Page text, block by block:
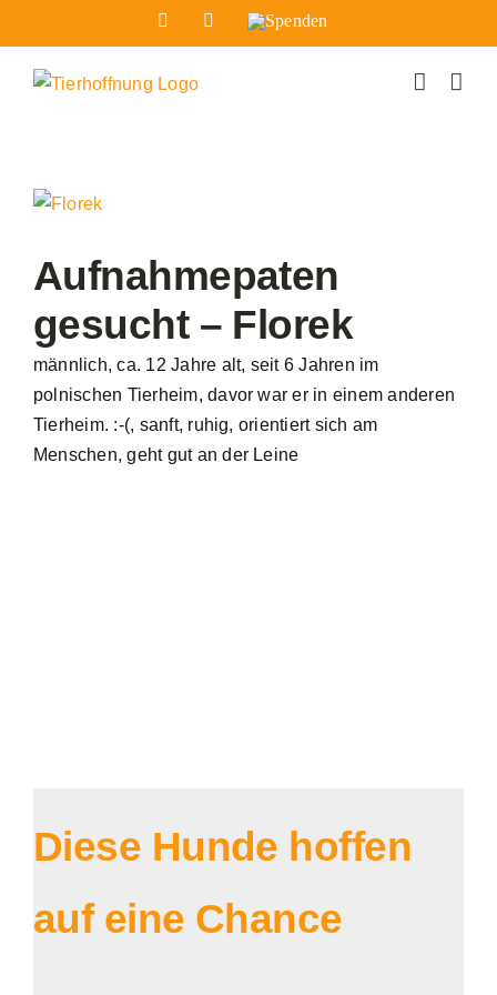
Inhalt
springen
FacebookInstagram
Spenden
Zeige
Bild
Aufnahmepaten
gesucht – Florek
männlich, ca. 12 Jahre alt, seit 6 Jahren im
polnischen Tierheim, davor war er in einem anderen
Tierheim. :-(, sanft, ruhig, orientiert sich am
Menschen, geht gut an der Leine
Diese Hunde hoffen
auf eine Chance